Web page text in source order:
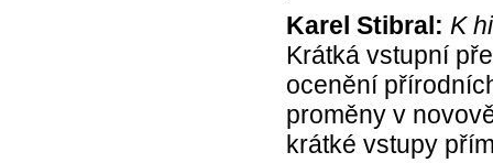
Karel Stibral: K
Krátká vstupní
ocenění
proměny v
krátké vstupy